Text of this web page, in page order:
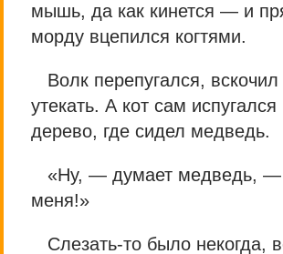
мышь, да как кинется — и
морду вцепился когтями.
Волк перепугался,
утекать. А кот сам
дерево, где сидел медведь.
«Ну, — думает медведь, —
меня!»
Слезать-то было некогда,